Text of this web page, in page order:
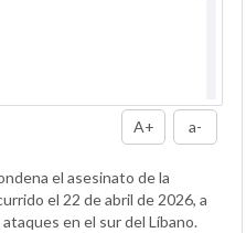
A+ a-
el asesinato de la
el 22 de abril de 2026, a
en el sur del Líbano.